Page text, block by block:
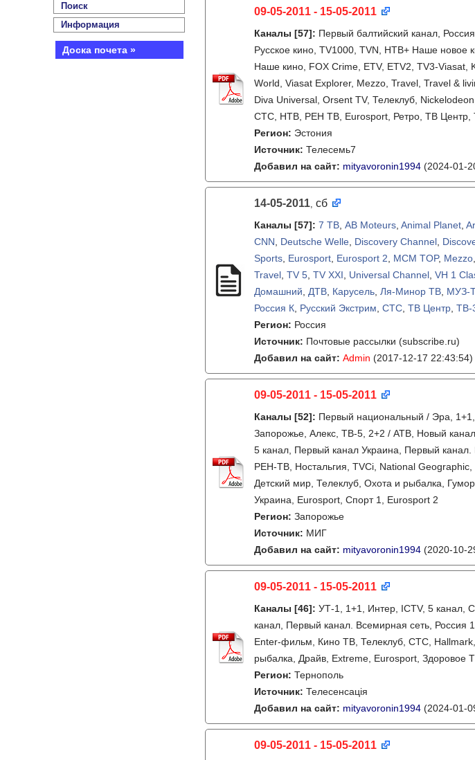
Поиск
Информация
Доска почета »
09-05-2011 - 15-05-2011
Каналы [57]: Первый балтийский канал,
Русское кино, TV1000, TVN, НТВ+ Наше
Наше кино, FOX Crime, ETV, ETV2, TV3-Viasat,
World, Viasat Explorer, Mezzo, Travel, Travel &
Diva Universal, Orsent TV, Телеклуб,
СТС, НТВ, РЕН ТВ, Eurosport, Ретро, ТВ
Регион: Эстония
Источник: Телесемь7
Добавил на сайт: mityavoronin1994 (2024-01-
14-05-2011, сб
Каналы [57]: 7 ТВ AB Moteurs Animal Planet
CNN
Deutsche Welle Discovery Channel
Sports Eurosport Eurosport 2 MCM TOP, Mezzo
Travel TV 5 TV XXI Universal Channel VH 1
Домашний
ДТВ Карусель Ля-Минор ТВ МУЗ-
Россия К Русский Экстрим СТС ТВ Центр ТВ-
Регион: Россия
Источник: Почтовые рассылки (subscribe.ru)
Добавил на сайт: Admin (2017-12-17 22:43:54)
09-05-2011 - 15-05-2011
Каналы [52]: Первый национальный / Эра,
Запорожье, Алекс, ТВ-5, 2+2 / АТВ, Новый
5 канал, Первый канал Украина, Первый
РЕН-ТВ, Ностальгия, TVCi, National
Детский мир, Телеклуб, Охота и рыбалка,
Украина, Eurosport, Спорт 1, Eurosport 2
Регион: Запорожье
Источник: МИГ
Добавил на сайт: mityavoronin1994 (2020-10-
09-05-2011 - 15-05-2011
Каналы [46]: УТ-1, 1+1, Интер, ICTV, 5 канал,
канал, Первый канал. Всемирная сеть,
Enter-фильм, Кино ТВ, Телеклуб, СТС,
рыбалка, Драйв, Extreme, Eurosport, Здоровое
Регион: Тернополь
Источник: Телесенсацiя
Добавил на сайт: mityavoronin1994 (2024-01-
09-05-2011 - 15-05-2011